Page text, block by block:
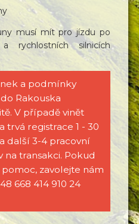
musí mít pro jízdu po
rychlostních silnicích
a podmínky
Rakouska
V případě vinět
trvá registrace 1 - 30
další 3-4 pracovní
na transakci. Pokud
zavolejte nám
668 414 910 24